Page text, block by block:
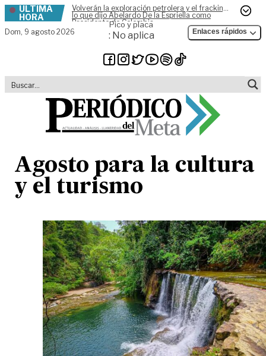
Skip to content
ÚLTIMA
HORA
Volverán la exploración petrolera y el fracking,
lo que dijo Abelardo De la Espriella como
Presidente de Colombia
Dom, 9 agosto 2026
Pico y placa
: No aplica Enlaces rápidos
Agosto para la cultura
y el turismo